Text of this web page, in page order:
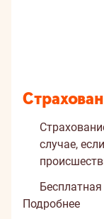
случае,
Подробнее